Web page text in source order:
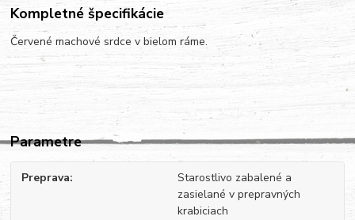
Kompletné špecifikácie
Červené machové srdce v bielom ráme.
Parametre
Preprava
Starostlivo zabalené a
zasielané v prepravných
krabiciach